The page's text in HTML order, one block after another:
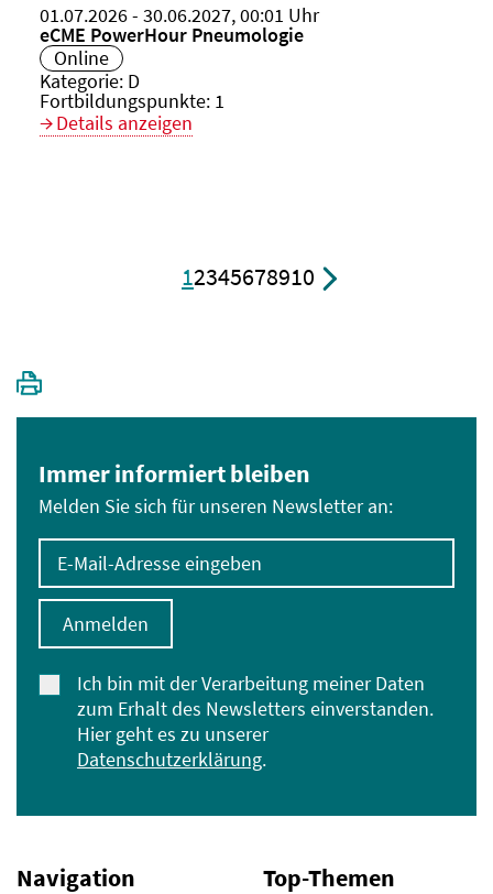
Beginn:
01.07.2026Ende und Anfangszeit:
- 30.06.2027,00:01 Uhr
Veranstaltungstitel:
eCME PowerHour Pneumologie
Veranstaltungsort:
Online
Kategorie: D
Fortbildungspunkte: 1
Details anzeigen
12345678910
Immer informiert bleiben
Melden Sie sich für unseren Newsletter an:
E-Mail-Adresse eingeben
Ich bin mit der Verarbeitung meiner Daten
zum Erhalt des Newsletters einverstanden.
Hier geht es zu unserer
Datenschutzerklärung.
Anmelden
Navigation Top-Themen